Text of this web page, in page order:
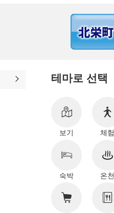
테마로 선택
보기 체험
숙박 온천